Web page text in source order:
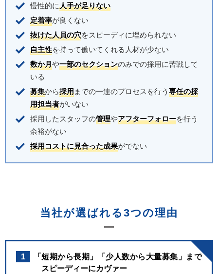
慢性的に人手が足りない
定着率が良くない
抜けた人員の穴をスピーディに埋められない
自主性を持って働いてくれる人材が少ない
数か月や一部のセクションのみでの採用に苦戦して
いる
募集から採用までの一連のプロセスを行う 専任の採
用担当者がいない
採用したスタッフの管理やアフターフォローを行う
余裕がない
採用コストに見合った成果がでない
当社が選ばれる3つの理由
1
「短期から長期」「少人数から大量募集」まで
スピーディーにカヴァー